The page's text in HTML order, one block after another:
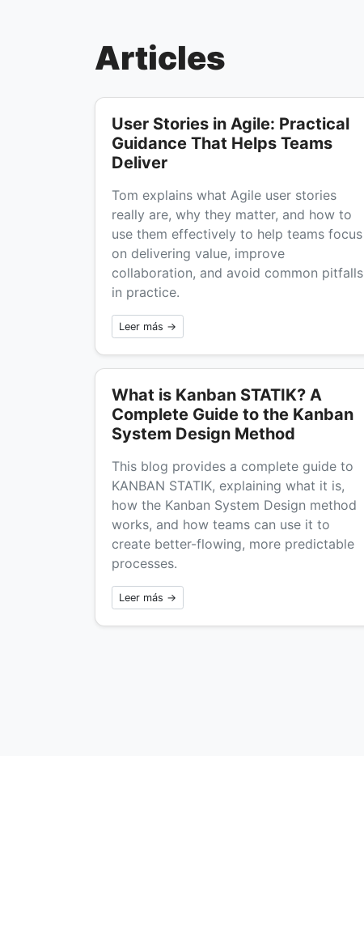
Articles
User Stories in Agile: Practical
Guidance That Helps Teams
Deliver
Tom explains what Agile user stories
really are, why they matter, and how to
use them effectively to help teams focus
on delivering value, improve
collaboration, and avoid common pitfalls
in practice.
Leer más →
What is Kanban STATIK? A
Complete Guide to the Kanban
System Design Method
This blog provides a complete guide to
KANBAN STATIK, explaining what it is,
how the Kanban System Design method
works, and how teams can use it to
create better-flowing, more predictable
processes.
Leer más →